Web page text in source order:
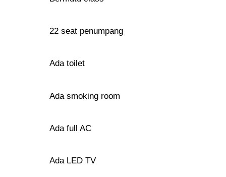
22 seat penumpang
Ada toilet
Ada smoking room
Ada full AC
Ada LED TV